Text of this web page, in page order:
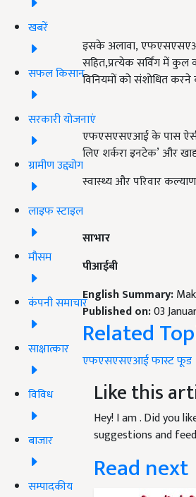
खबरें
सफल किसान
सरकारी योजनाएं
ग्रामीण उद्द्योग
लाइफ स्टाइल
मौसम
कंपनी समाचार
साक्षात्कार
विविध
बाजार
सम्पादकीय
इसके अलावा,
सहित,प्रत्‍येक सर्विंग में कुल
विनियमों को संशोधित करने
एफएसएसएआई के पास ऐसी
लिए शर्करा इनटेक’ और
स्वास्थ्य और परिवार कल्याण
साभार
पीआईबी
English Summary:
Published on:03
Related
एफएसएसएआईफास्ट फूड
Like this
Hey! I am. Did you
suggestions and
Read next